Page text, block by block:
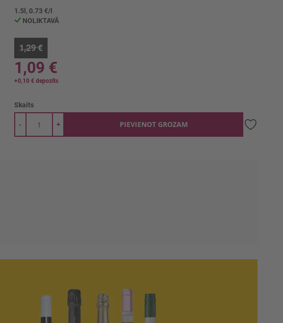
1.5l, 0.73 €/l
NOLIKTAVĀ
1,29 €
1,09 €
+0,10 € depozīts
Skaits
+
- PIEVIENOT GROZAM